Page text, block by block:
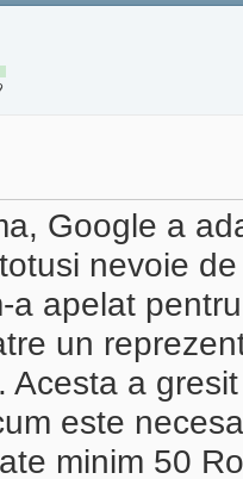
Google a
nevoie
a apelat
un
Acesta a
este
minim 50